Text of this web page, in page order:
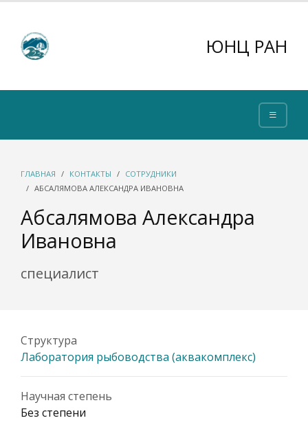
ЮНЦ РАН
ГЛАВНАЯ КОНТАКТЫ
СОТРУДНИКИ
АБСАЛЯМОВА АЛЕКСАНДРА ИВАНОВНА
Абсалямова Александра
Ивановна
специалист
Структура
Лаборатория рыбоводства (аквакомплекс)
Научная степень
Без степени